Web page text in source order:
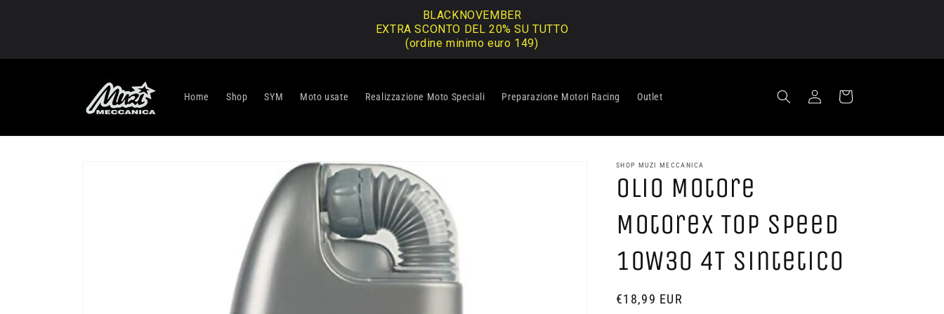
BLACKNOVEMBER
EXTRA SCONTO DEL 20% SU TUTTO
(ordine minimo euro 149)
Home Shop SYM Moto usate Realizzazione Moto Speciali Preparazione Motori Racing Outlet Accedi Carrello
SHOP MUZI MECCANICA
Olio Motore
Motorex Top Speed
10W30 4T Sintetico
Prezzo
€18,99 EUR